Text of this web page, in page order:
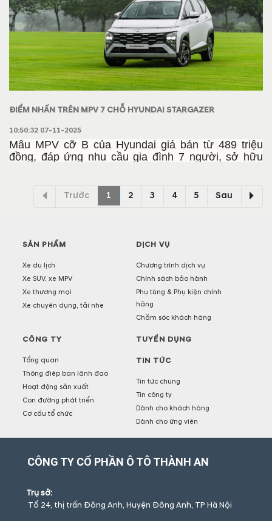
ĐIỂM NHẤN TRÊN MPV 7 CHỖ HYUNDAI STARGAZER
10:50:32 07-11-2025
Mẫu MPV cỡ B của Hyundai giá bán từ 489 triệu
đồng, đáp ứng nhu cầu gia đình 7 người, sở hữu
Trước 1 2 3 4 5 Sau
SẢN PHẨM
Xe du lịch
Xe SUV, xe MPV
Xe thương mại
Xe chuyên dụng, tải nhẹ
DỊCH VỤ
Chương trình dịch vụ
Chính sách bảo hành
Phụ tùng & Phụ kiện chính
hãng
Chăm sóc khách hàng
CÔNG TY
Tổng quan
Thông điệp ban lãnh đạo
Hoạt động sản xuất
Con đường phát triển
Cơ cấu tổ chức
TUYỂN DỤNG
TIN TỨC
Tin tức chung
Tin công ty
Dành cho khách hàng
Dành cho ứng viên
CÔNG TY CỔ PHẦN Ô TÔ THÀNH AN
Trụ sở:
Tổ 24, thị trấn Đông Anh, Huyện Đông Anh, TP Hà Nội